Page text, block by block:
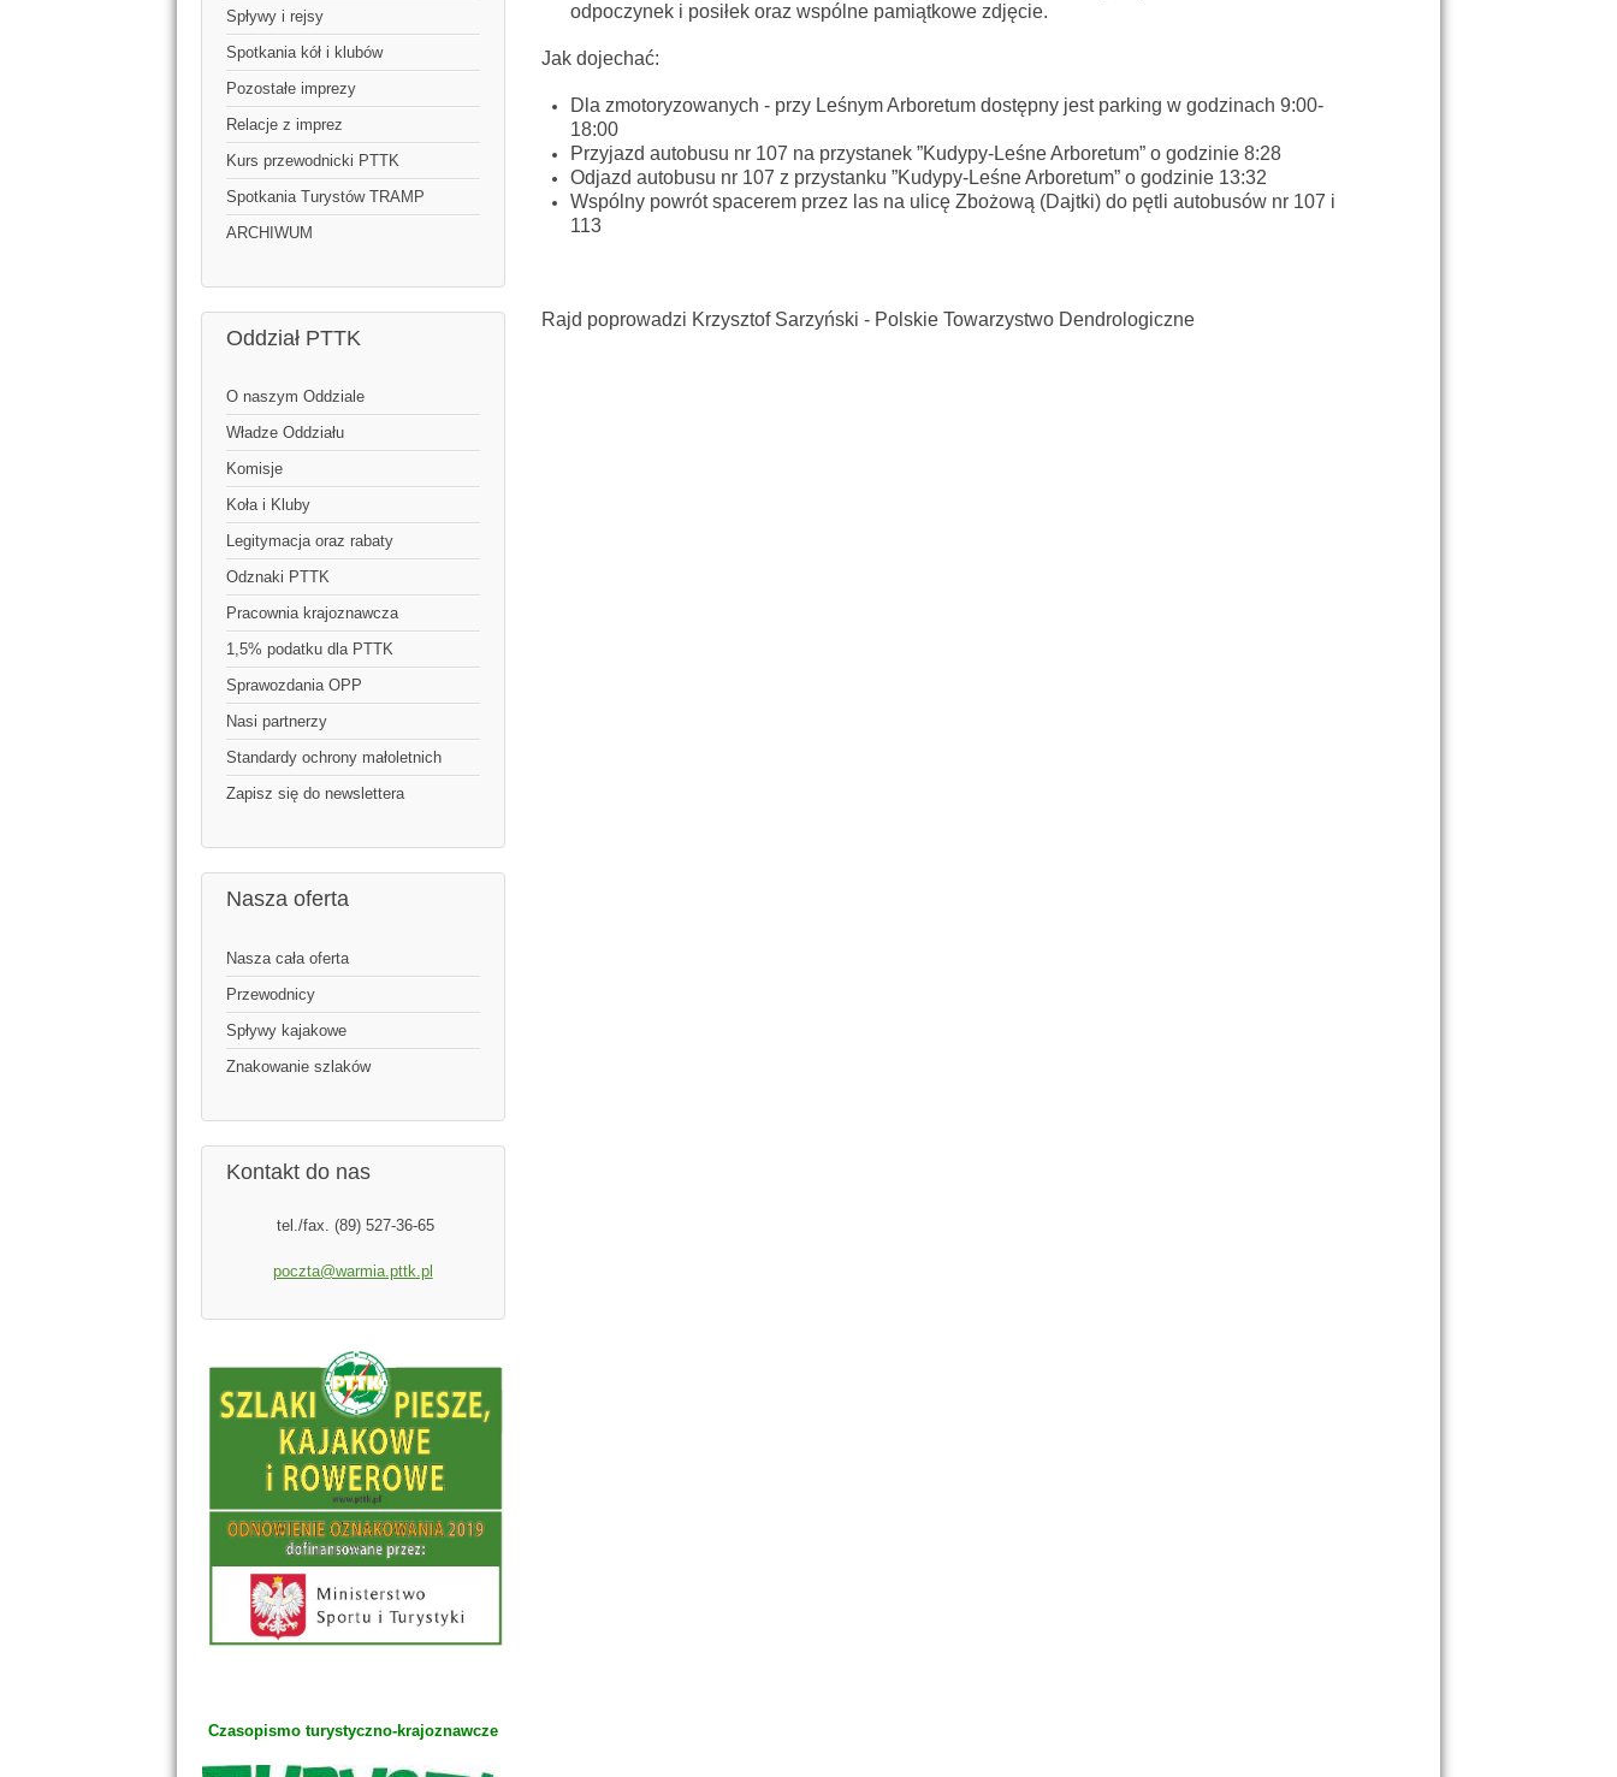
Spływy i rejsy
Spotkania kół i klubów
Pozostałe imprezy
Relacje z imprez
Kurs przewodnicki PTTK
Spotkania Turystów TRAMP
ARCHIWUM
Oddział PTTK
O naszym Oddziale
Władze Oddziału
Komisje
Koła i Kluby
Legitymacja oraz rabaty
Odznaki PTTK
Pracownia krajoznawcza
1,5% podatku dla PTTK
Sprawozdania OPP
Nasi partnerzy
Standardy ochrony małoletnich
Zapisz się do newslettera
Nasza oferta
Nasza cała oferta
Przewodnicy
Spływy kajakowe
Znakowanie szlaków
Kontakt do nas
tel./fax. (89) 527-36-65
poczta@warmia.pttk.pl
Czasopismo turystyczno-krajoznawcze
odpoczynek i posiłek oraz wspólne pamiątkowe zdjęcie.
Jak dojechać:
Dla zmotoryzowanych - przy Leśnym Arboretum dostępny jest parking w godzinach 9:00-
18:00
Przyjazd autobusu nr 107 na przystanek ”Kudypy-Leśne Arboretum” o godzinie 8:28
Odjazd autobusu nr 107 z przystanku ”Kudypy-Leśne Arboretum” o godzinie 13:32
Wspólny powrót spacerem przez las na ulicę Zbożową (Dajtki) do pętli autobusów nr 107 i
113
Rajd poprowadzi Krzysztof Sarzyński - Polskie Towarzystwo Dendrologiczne